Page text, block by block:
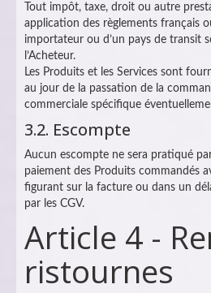
Tout impôt, taxe, droit ou autre
application des règlements français
importateur ou d’un pays de transit
l’Acheteur.
Les Produits et les Services sont
au jour de la passation de la
commerciale spécifique
3.2. Escompte
Aucun escompte ne sera pratiqué
paiement des Produits commandés
figurant sur la facture ou dans un
par les CGV.
Article 4 -
ristournes